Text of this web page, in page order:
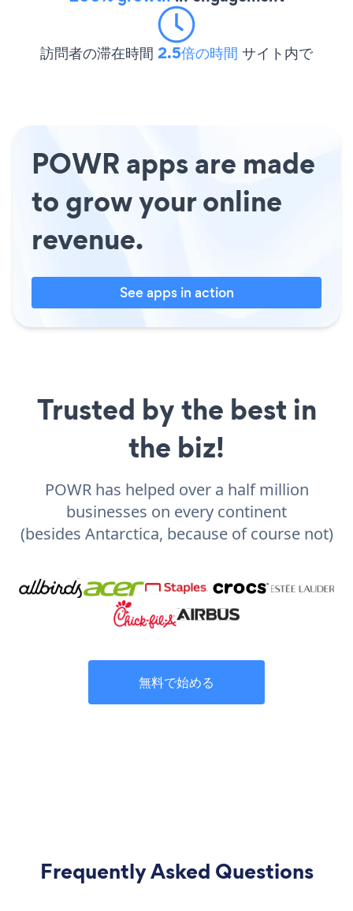
訪問者の滞在時間 2.5倍の時間 サイト内で
POWR apps are made
to grow your online
revenue.
See apps in action
Trusted by the best in
the biz!
POWR has helped over a half million
businesses on every continent
(besides Antarctica, because of course not)
無料で始める
Frequently Asked Questions